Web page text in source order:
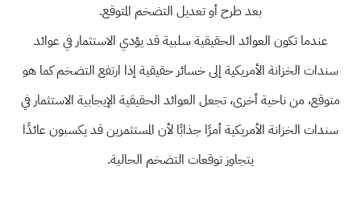
بعد طرح أو تعديل التضخم المتوقع.
عندما تكون العوائد الحقيقية سلبية قد يؤدي الاستثمار في عوائد
سندات الخزانة الأمريكية إلى خسائر حقيقية إذا ارتفع التضخم كما هو
متوقع، من ناحية أخرى، تجعل العوائد الحقيقية الإيجابية الاستثمار في
سندات الخزانة الأمريكية أمرًا جذابًا لأن المستثمرين قد يكسبون عائدًا
يتجاوز توقعات التضخم الحالية.